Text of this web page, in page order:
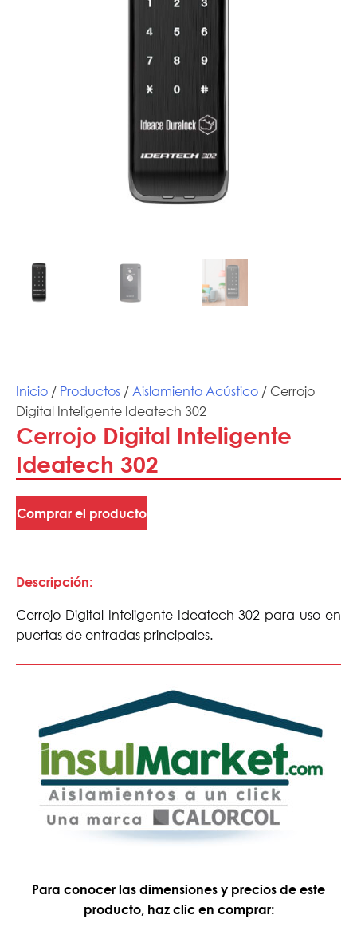
Inicio / Productos / Aislamiento Acústico / Cerrojo
Digital Inteligente Ideatech 302
Cerrojo Digital Inteligente
Ideatech 302
Comprar el producto
Descripción:
Cerrojo Digital Inteligente Ideatech 302 para uso en
puertas de entradas principales.
Para conocer las dimensiones y precios de este
producto, haz clic en comprar: